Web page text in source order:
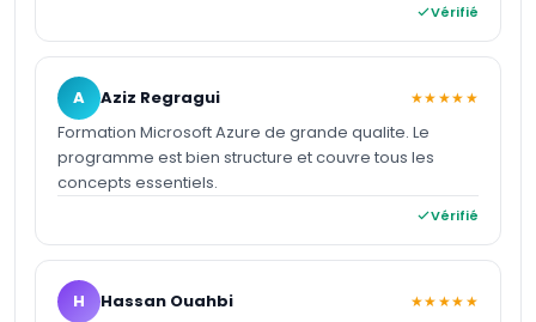
Vérifié
A Aziz Regragui ★★★★★
Formation Microsoft Azure de grande qualite. Le
programme est bien structure et couvre tous les
concepts essentiels.
Vérifié
H Hassan Ouahbi ★★★★★